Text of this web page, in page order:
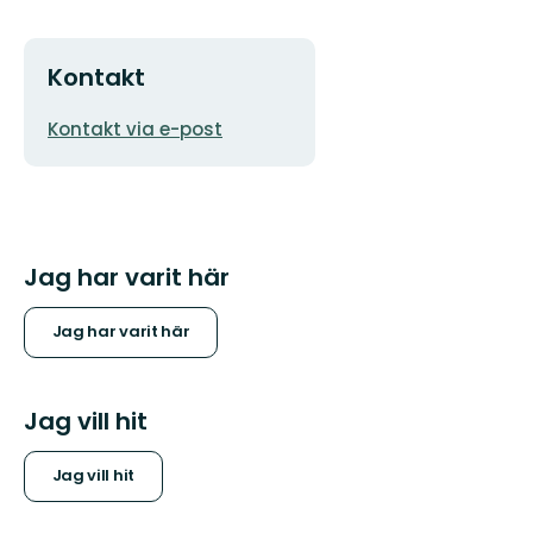
Kontakt
E-
Kontakt via e-post
Jag har varit här
Jag har varit här
Jag vill hit
Jag vill hit